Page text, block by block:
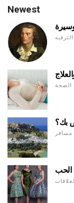
Newest
الصحة
بك؟
مسافر
الحب